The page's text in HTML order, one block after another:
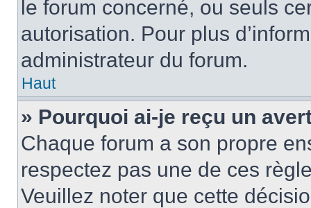
le forum concerné, ou seuls
autorisation. Pour plus
administrateur du forum.
Haut
» Pourquoi ai-je reçu un
Chaque forum a son propre
respectez pas une de ces
Veuillez noter que cette